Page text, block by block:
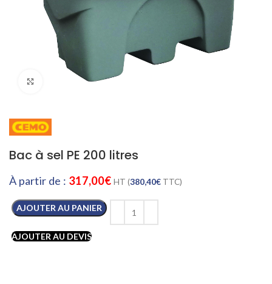
Cliquez pour agrandir
Bac à sel PE 200 litres
À partir de : 317,00€ HT (380,40€ TTC)
AJOUTER AU PANIER
AJOUTER AU DEVIS